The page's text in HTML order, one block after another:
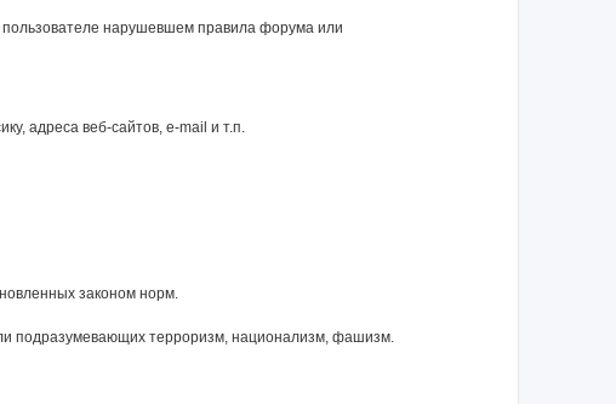
нарушевшем правила форума или
адреса веб-сайтов, e-mail и т.п.
законом норм.
подразумевающих терроризм, национализм, фашизм.